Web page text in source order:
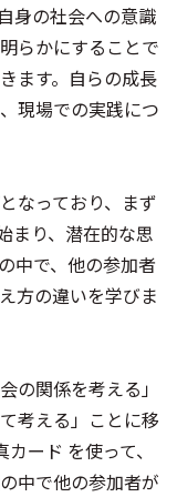
身の社会への意識
らかにすることで
ます。自らの成長
現場での実践につ
なっており、まず
まり、潜在的な思
中で、他の参加者
方の違いを学びま
の関係を考える」
考える」ことに移
ード を使って、
中で他の参加者が